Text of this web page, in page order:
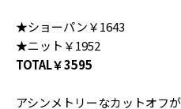
★ショーパン￥1643
★ニット￥1952
TOTAL￥3595
アシンメトリーなカットオ